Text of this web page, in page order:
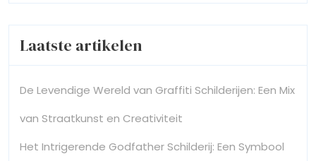
Laatste artikelen
De Levendige Wereld van Graffiti Schilderijen: Een Mix
van Straatkunst en Creativiteit
Het Intrigerende Godfather Schilderij: Een Symbool